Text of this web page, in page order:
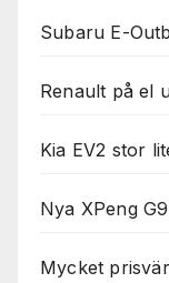
Subaru E-
Renault på el
Kia EV2 stor
Nya XPeng
Mycket